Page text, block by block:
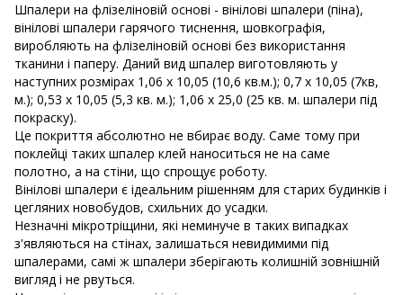
Шпалери на флізеліновій основі - вінілові шпалери (піна),
вінілові шпалери гарячого тиснення, шовкографія,
виробляють на флізеліновій основі без використання
тканини і паперу. Даний вид шпалер виготовляють у
наступних розмірах 1,06 х 10,05 (10,6 кв.м.); 0,7 х 10,05 (7кв,
м.); 0,53 х 10,05 (5,3 кв. м.); 1,06 х 25,0 (25 кв. м. шпалери під
покраску).
Це покриття абсолютно не вбирає воду. Саме тому при
поклейці таких шпалер клей наноситься не на саме
полотно, а на стіни, що спрощує роботу.
Вінілові шпалери є ідеальним рішенням для старих будинків і
цегляних новобудов, схильних до усадки.
Незначні мікротріщини, які неминуче в таких випадках
з'являються на стінах, залишаться невидимими під
шпалерами, самі ж шпалери зберігають колишній зовнішній
вигляд і не рвуться.